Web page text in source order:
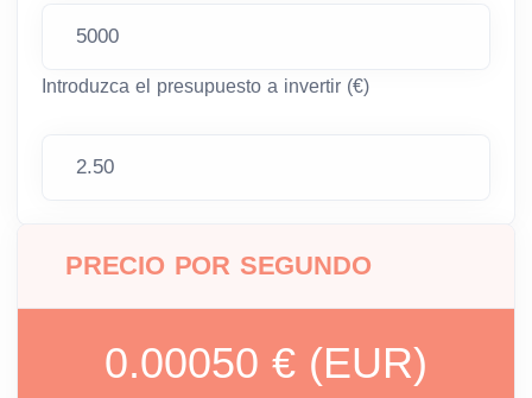
Introduzca el presupuesto a invertir (€)
PRECIO POR SEGUNDO
0.00050 € (EUR)